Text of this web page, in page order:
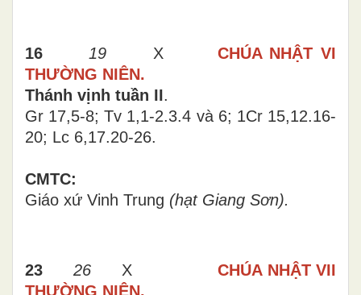
16 19 X CHÚA NHẬT VI
THƯỜNG NIÊN.
Thánh vịnh tuần II.
Gr 17,5-8; Tv 1,1-2.3.4 và 6; 1Cr 15,12.16-
20; Lc 6,17.20-26.
CMTC:
Giáo xứ Vinh Trung (hạt Giang Sơn).
23 26 XCHÚA NHẬT VII
THƯỜNG NIÊN.